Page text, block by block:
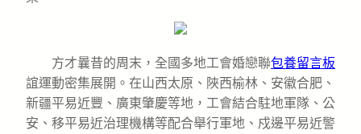
方才曩昔的周末，全國多地工會婚戀聯包養留言板
誼運動密集展開。在山西太原、陜西榆林、安徽合肥、
新疆平易近豐、廣東肇慶等地，工會結合駐地軍隊、公
安、移平易近治理機構等配合舉行軍地、戍邊平易近警